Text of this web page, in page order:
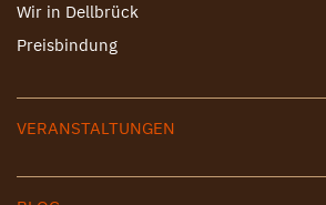
Wir in Dellbrück
Preisbindung
VERANSTALTUNGEN